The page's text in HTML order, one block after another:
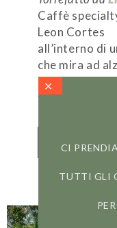
Caffè
Leon Cortes
all’interno di
che mira ad
caffè
fornendo
CI
TUTTI GLI